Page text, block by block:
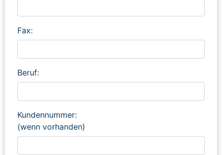
Fax:
Beruf:
Kundennummer:
(wenn vorhanden)